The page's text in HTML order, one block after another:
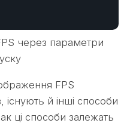
через параметри
FPS
існують й інші способи
ці способи залежать